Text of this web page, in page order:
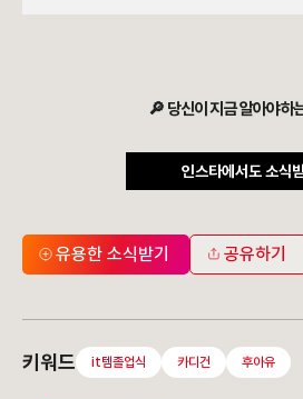
🔎 당신이 지금 알아야하
인스타에서도 소식
유용한 소식받기 공유하기
키워드 it템졸업식 카디건 후아유